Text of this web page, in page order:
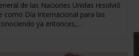
de las Naciones Unidas resolvió
como Día Internacional para las
ya entonces,…